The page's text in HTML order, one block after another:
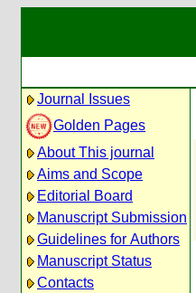
Journal Issues
Golden Pages
About This journal
Aims and Scope
Editorial Board
Manuscript Submission
Guidelines for Authors
Manuscript Status
Contacts